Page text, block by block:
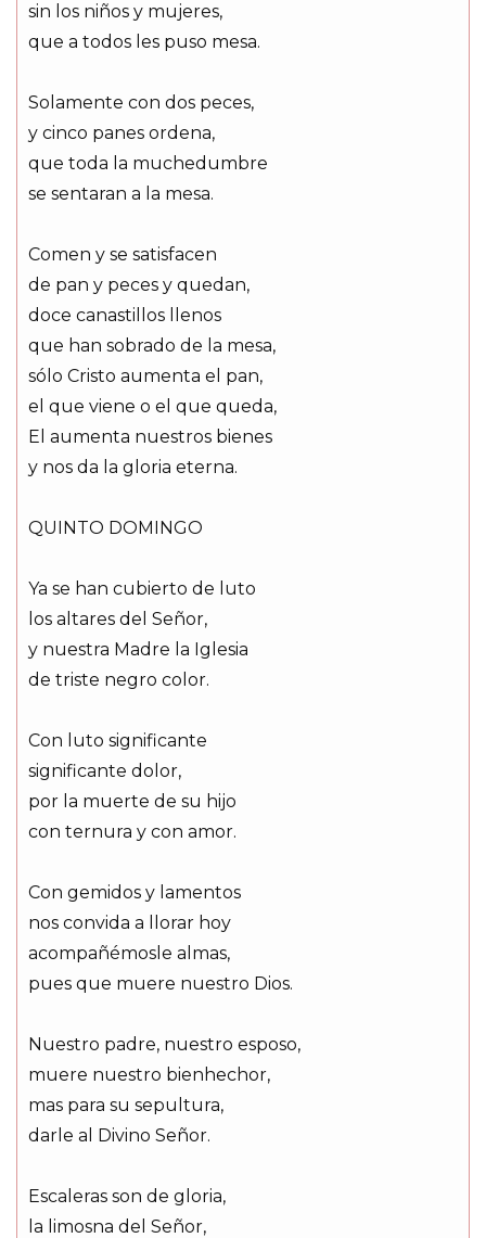
sin los niños y mujeres,
que a todos les puso mesa.
Solamente con dos peces,
y cinco panes ordena,
que toda la muchedumbre
se sentaran a la mesa.
Comen y se satisfacen
de pan y peces y quedan,
doce canastillos llenos
que han sobrado de la mesa,
sólo Cristo aumenta el pan,
el que viene o el que queda,
El aumenta nuestros bienes
y nos da la gloria eterna.
QUINTO DOMINGO
Ya se han cubierto de luto
los altares del Señor,
y nuestra Madre la Iglesia
de triste negro color.
Con luto significante
significante dolor,
por la muerte de su hijo
con ternura y con amor.
Con gemidos y lamentos
nos convida a llorar hoy
acompañémosle almas,
pues que muere nuestro Dios.
Nuestro padre, nuestro esposo,
muere nuestro bienhechor,
mas para su sepultura,
darle al Divino Señor.
Escaleras son de gloria,
la limosna del Señor,